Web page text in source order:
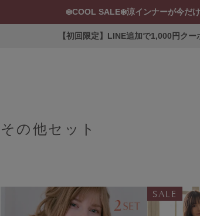
❄️COOL SALE❄️涼インナーが今だけ
【初回限定】LINE追加で1,000円クー
SERVICE
その他セット